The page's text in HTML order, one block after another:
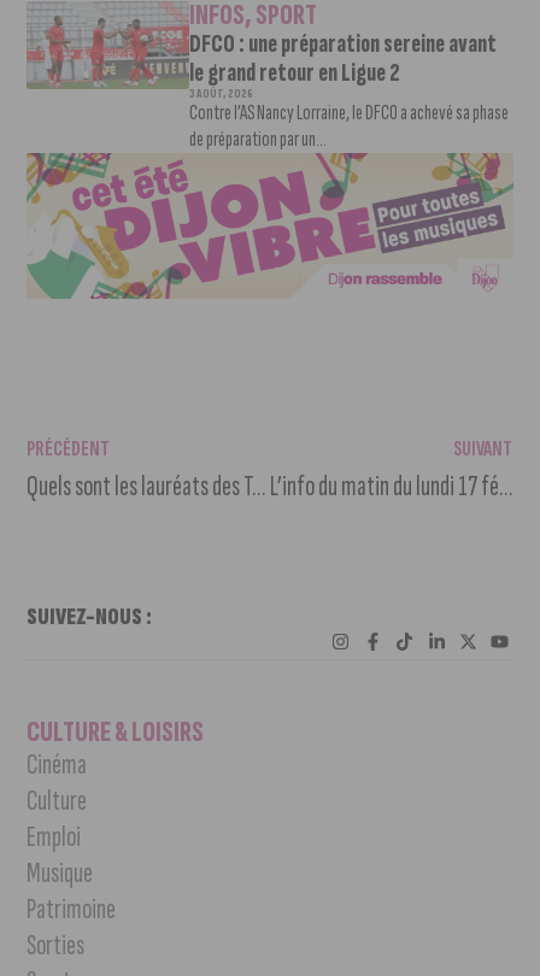
INFOS,SPORT
DFCO : une préparation sereine avant
le grand retour en Ligue 2
3 AOÛT, 2026
Contre l’AS Nancy Lorraine, le DFCO a achevé sa phase
de préparation par un...
PRÉCÉDENT
Quels sont les lauréats des Trophées du Cerclecom 2024 ?
SUIVANT
L’info du matin du lundi 17 février 2025
SUIVEZ-NOUS :
CULTURE & LOISIRS
Cinéma
Culture
Emploi
Musique
Patrimoine
Sorties